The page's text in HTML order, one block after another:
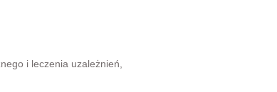
i leczenia uzależnień,